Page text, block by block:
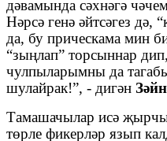
дәвамында сәхнәгә
Нәрсә генә әйтсәгез дә,
да, бу прическама мин
“зыңлап” торсыннар
чулпыларымны да
шулайрак!”, - дигән
Тамашачылар исә
төрле фикерләр язып